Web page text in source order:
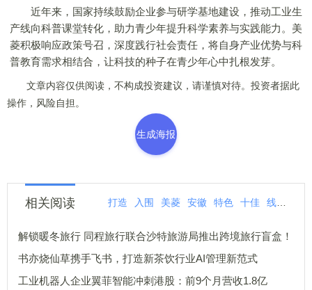
近年来，国家持续鼓励企业参与研学基地建设，推动工业生
产线向科普课堂转化，助力青少年提升科学素养与实践能力。美
菱积极响应政策号召，深度践行社会责任，将自身产业优势与科
普教育需求相结合，让科技的种子在青少年心中扎根发芽。
文章内容仅供阅读，不构成投资建议，请谨慎对待。投资者据此
操作，风险自担。
生成海报
相关阅读 打造 入围 美菱 安徽 特色 十佳 线路
解锁暖冬旅行 同程旅行联合沙特旅游局推出跨境旅行盲盒！
书亦烧仙草携手飞书，打造新茶饮行业AI管理新范式
工业机器人企业翼菲智能冲刺港股：前9个月营收1.8亿